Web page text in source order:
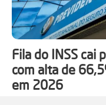
Fila do INSS cai
com alta de
em 2026